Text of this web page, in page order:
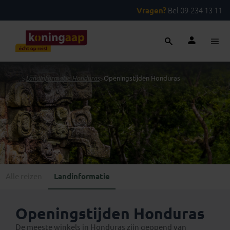
Vragen? Bel 09-234 13 11
> Landinformatie Honduras>Openingstijden Honduras
Landinformatie
Openingstijden Honduras
De meeste winkels in Honduras zijn geopend van